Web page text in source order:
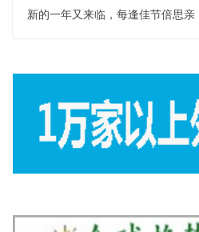
新的一年又来临，每逢佳节倍思亲